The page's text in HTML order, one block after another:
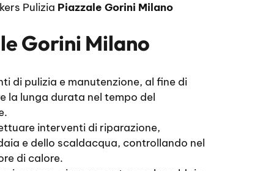
Pulizia Piazzale Gorini Milano
Gorini Milano
di pulizia e manutenzione, al fine di
la lunga durata nel tempo del
interventi di riparazione,
e dello scaldacqua, controllando nel
di calore.